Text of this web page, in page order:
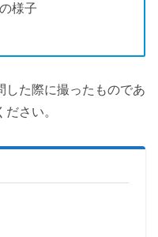
様子
した際に撮ったものであ
さい。